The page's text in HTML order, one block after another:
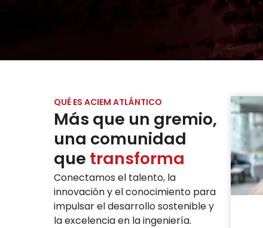
QUÉ ES ACIEM ATLÁNTICO
Más que un gremio,
una comunidad
que transforma
Conectamos el talento, la
innovación y el conocimiento para
impulsar el desarrollo sostenible y
la excelencia en la ingeniería.